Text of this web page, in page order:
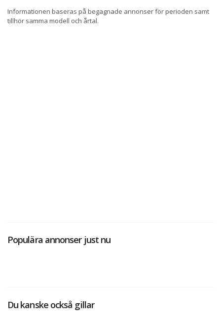
Informationen baseras på begagnade annonser för perioden samt
tillhör samma modell och årtal.
Populära annonser just nu
Du kanske också gillar